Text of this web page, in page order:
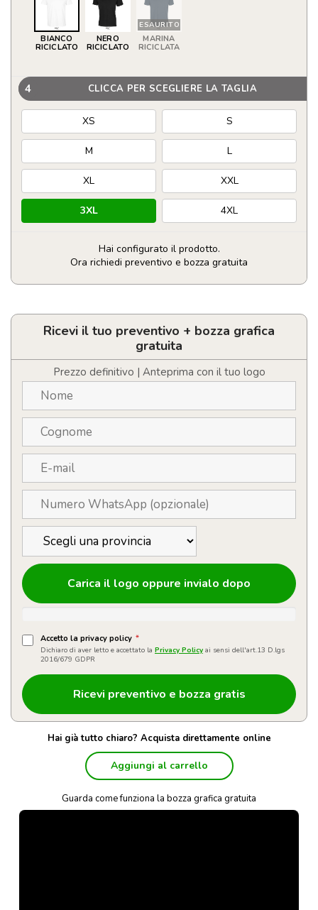
BIANCO
RICICLATO
NERO
RICICLATO
ESAURITO
MARINA
RICICLATA
4 CLICCA PER SCEGLIERE LA TAGLIA
XS S
M L
XL XXL
3XL 4XL
Hai configurato il prodotto.
Ora richiedi preventivo e bozza gratuita
T-
unisex
personalizzabile
logo
quantità
Ricevi il tuo preventivo + bozza grafica
gratuita
Prezzo definitivo | Anteprima con il tuo logo
Carica il logo oppure invialo dopo
Accetto la privacy policy *
Dichiaro di aver letto e accettato la Privacy Policy ai sensi dell'art.13 D.lgs
2016/679 GDPR
Hai già tutto chiaro? Acquista direttamente online
Aggiungi al carrello
Guarda come funziona la bozza grafica gratuita